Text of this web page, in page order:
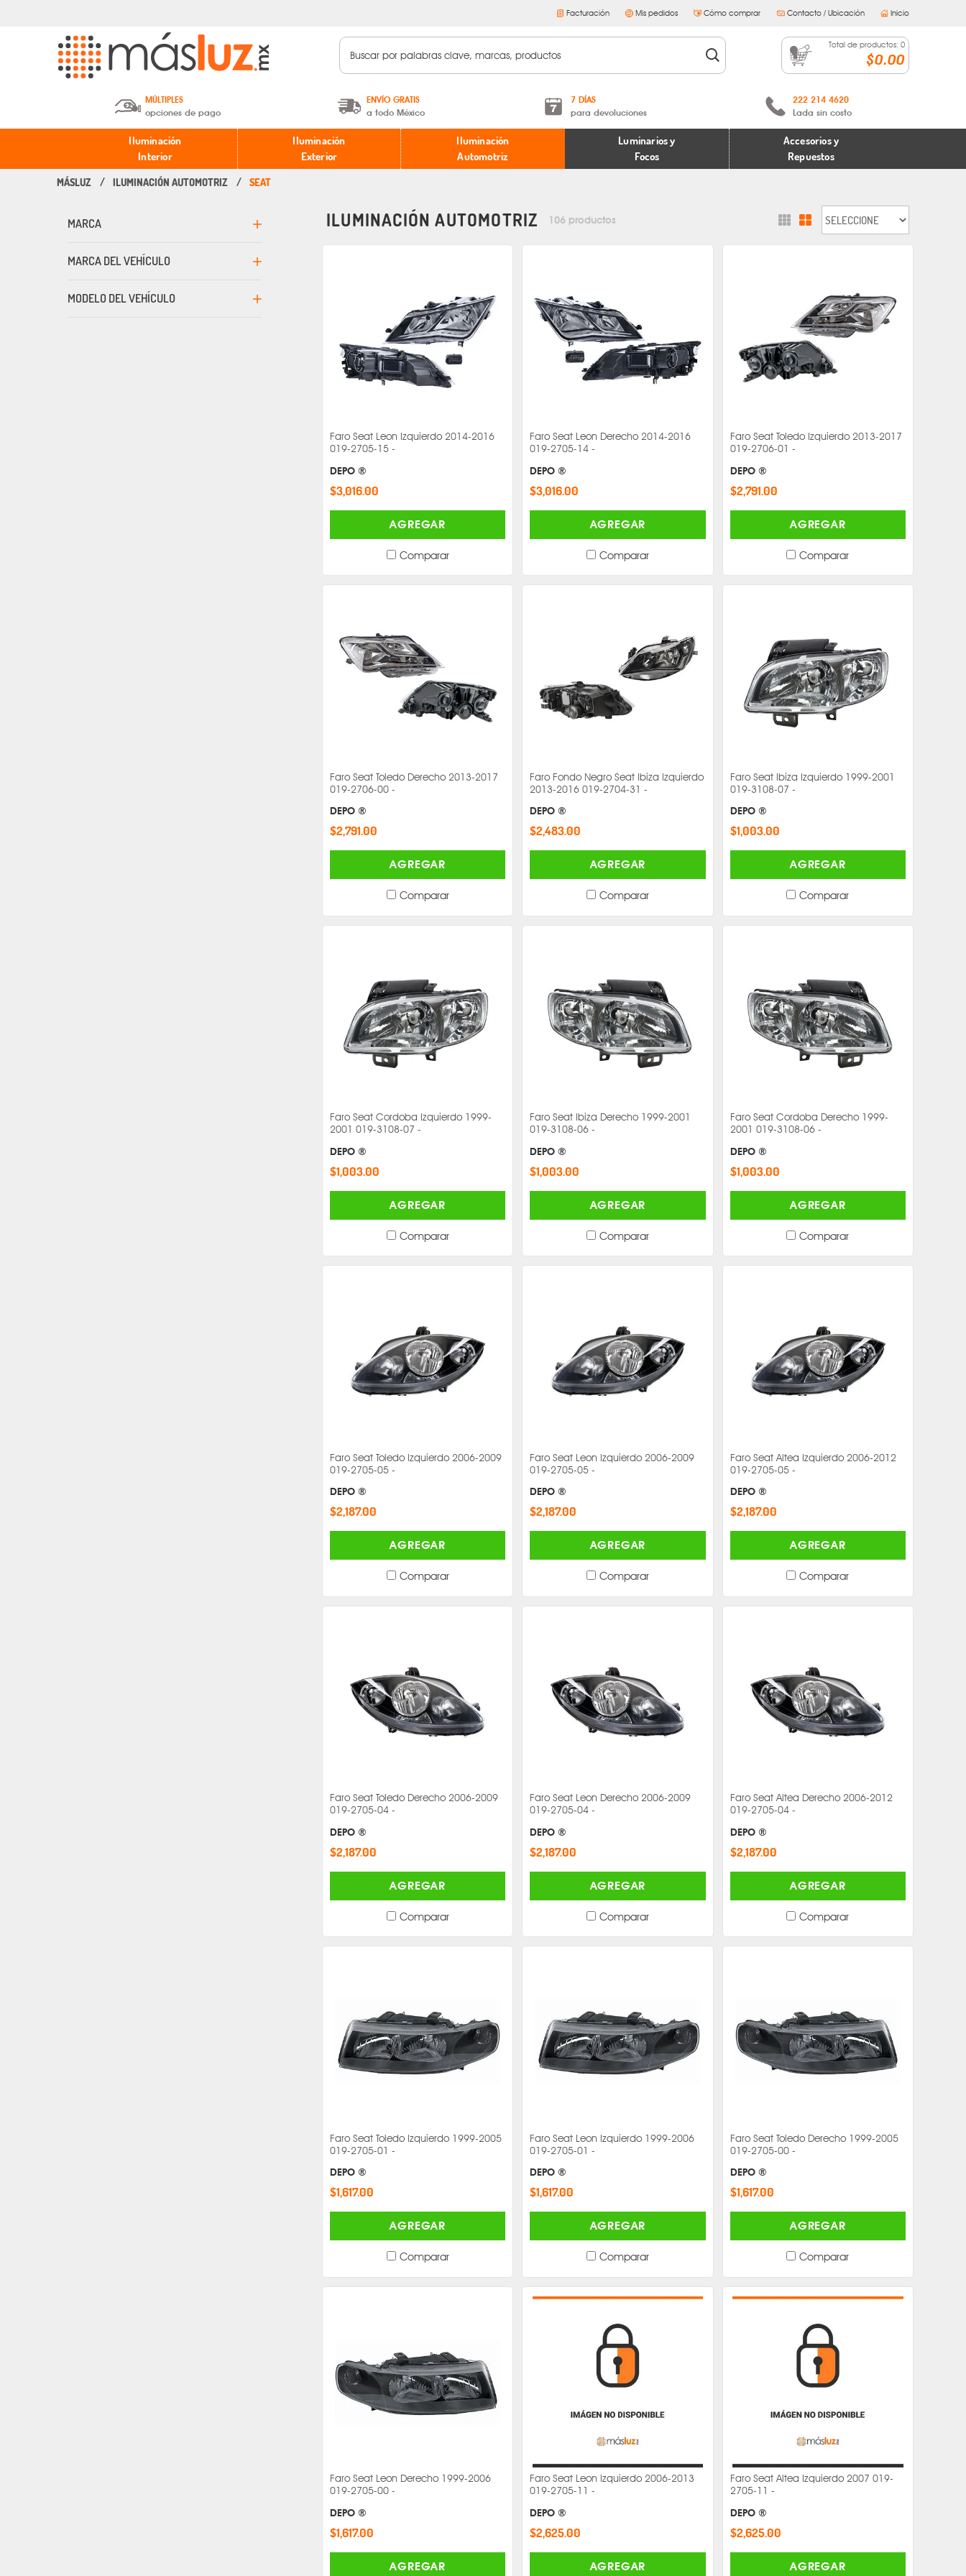
Facturación Mis pedidos Cómo comprar Contacto / Ubicación Inicio
Total de productos: 0
$0.00
MÚLTIPLES
opciones de pago
Depósito en efectivo o Cheque y
Transferencia.
ENVÍO GRATIS
a todo México
A partir de $599 MXN.
* Aplican restricciones
7 DÍAS
para devoluciones
Términos y condiciones
Políticas de devoluciones
222 214 4620
Lada sin costo
Iluminación
Interior
Iluminación
Exterior
Iluminación
Automotriz
Luminarios y
Focos
Accesorios y
Repuestos
ILUMINACIÓN AUTOMOTRIZ SEAT
MARCA
MARCA DEL VEHÍCULO
MODELO DEL VEHÍCULO
ILUMINACIÓN AUTOMOTRIZ 106 productos
Faro Seat Leon Izquierdo 2014-2016
019-2705-15 -
DEPO ®
$3,016.00
AGREGAR
Comparar
Faro Seat Leon Derecho 2014-2016
019-2705-14 -
DEPO ®
$3,016.00
AGREGAR
Comparar
Faro Seat Toledo Izquierdo 2013-2017
019-2706-01 -
DEPO ®
$2,791.00
AGREGAR
Comparar
Faro Seat Toledo Derecho 2013-2017
019-2706-00 -
DEPO ®
$2,791.00
AGREGAR
Comparar
Faro Fondo Negro Seat Ibiza Izquierdo
2013-2016 019-2704-31 -
DEPO ®
$2,483.00
AGREGAR
Comparar
Faro Seat Ibiza Izquierdo 1999-2001
019-3108-07 -
DEPO ®
$1,003.00
AGREGAR
Comparar
Faro Seat Cordoba Izquierdo 1999-
2001 019-3108-07 -
DEPO ®
$1,003.00
AGREGAR
Comparar
Faro Seat Ibiza Derecho 1999-2001
019-3108-06 -
DEPO ®
$1,003.00
AGREGAR
Comparar
Faro Seat Cordoba Derecho 1999-
2001 019-3108-06 -
DEPO ®
$1,003.00
AGREGAR
Comparar
Faro Seat Toledo Izquierdo 2006-2009
019-2705-05 -
DEPO ®
$2,187.00
AGREGAR
Comparar
Faro Seat Leon Izquierdo 2006-2009
019-2705-05 -
DEPO ®
$2,187.00
AGREGAR
Comparar
Faro Seat Altea Izquierdo 2006-2012
019-2705-05 -
DEPO ®
$2,187.00
AGREGAR
Comparar
Faro Seat Toledo Derecho 2006-2009
019-2705-04 -
DEPO ®
$2,187.00
AGREGAR
Comparar
Faro Seat Leon Derecho 2006-2009
019-2705-04 -
DEPO ®
$2,187.00
AGREGAR
Comparar
Faro Seat Altea Derecho 2006-2012
019-2705-04 -
DEPO ®
$2,187.00
AGREGAR
Comparar
Faro Seat Toledo Izquierdo 1999-2005
019-2705-01 -
DEPO ®
$1,617.00
AGREGAR
Comparar
Faro Seat Leon Izquierdo 1999-2006
019-2705-01 -
DEPO ®
$1,617.00
AGREGAR
Comparar
Faro Seat Toledo Derecho 1999-2005
019-2705-00 -
DEPO ®
$1,617.00
AGREGAR
Comparar
Faro Seat Leon Derecho 1999-2006
019-2705-00 -
DEPO ®
$1,617.00
AGREGAR
Faro Seat Leon Izquierdo 2006-2013
019-2705-11 -
DEPO ®
$2,625.00
AGREGAR
Faro Seat Altea Izquierdo 2007 019-
2705-11 -
DEPO ®
$2,625.00
AGREGAR